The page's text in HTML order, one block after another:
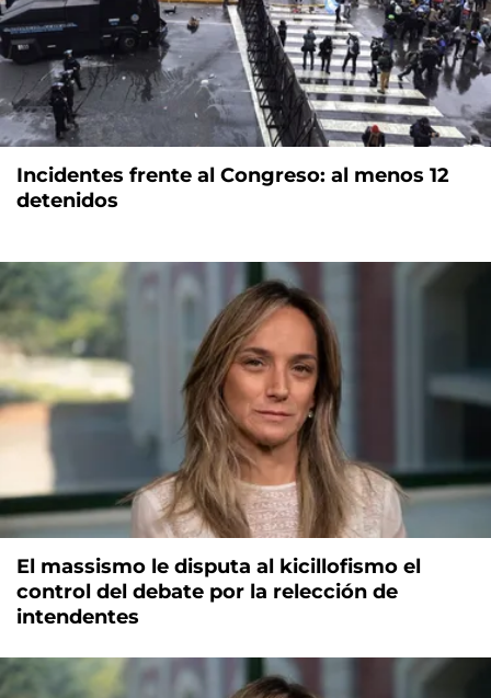
Incidentes frente al Congreso: al menos 12
detenidos
El massismo le disputa al kicillofismo el
control del debate por la relección de
intendentes